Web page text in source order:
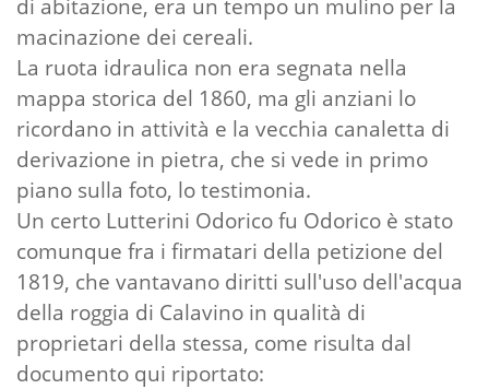
macinazione dei cereali.
La ruota idraulica non era segnata nella
mappa storica del 1860, ma gli anziani lo
ricordano in attività e la vecchia canaletta di
derivazione in pietra, che si vede in primo
piano sulla foto, lo testimonia.
Un certo Lutterini Odorico fu Odorico è stato
comunque fra i firmatari della petizione del
1819, che vantavano diritti sull'uso dell'acqua
della roggia di Calavino in qualità di
proprietari della stessa, come risulta dal
documento qui riportato: